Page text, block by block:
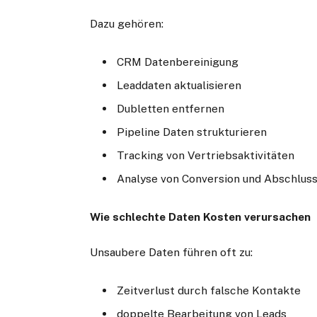
Dazu gehören:
CRM Datenbereinigung
Leaddaten aktualisieren
Dubletten entfernen
Pipeline Daten strukturieren
Tracking von Vertriebsaktivitäten
Analyse von Conversion und
Wie schlechte Daten Kosten verursachen
Unsaubere Daten führen oft zu:
Zeitverlust durch falsche Kontakte
doppelte Bearbeitung von Leads